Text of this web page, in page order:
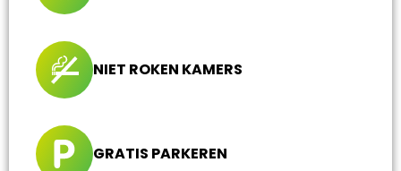
NIET ROKEN KAMERS
GRATIS PARKEREN